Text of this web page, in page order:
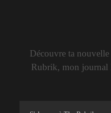
Découvre ta nouvelle
Rubrik, mon